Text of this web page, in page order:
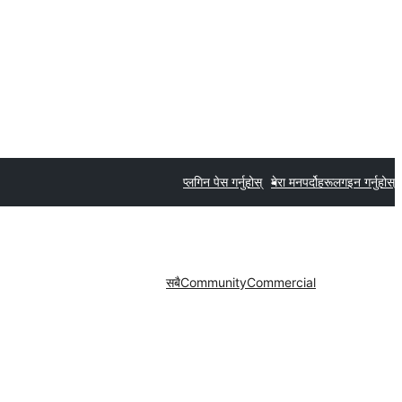
प्लगिन पेस गर्नुहोस् मेरा मनपर्दोहरूलगइन गर्नुहोस्
सबैCommunityCommercial